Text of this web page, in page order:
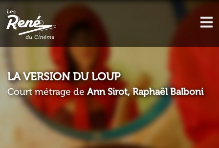
LA VERSION DU LOUP
Court métrage de Ann Sirot, Raphaël Balboni